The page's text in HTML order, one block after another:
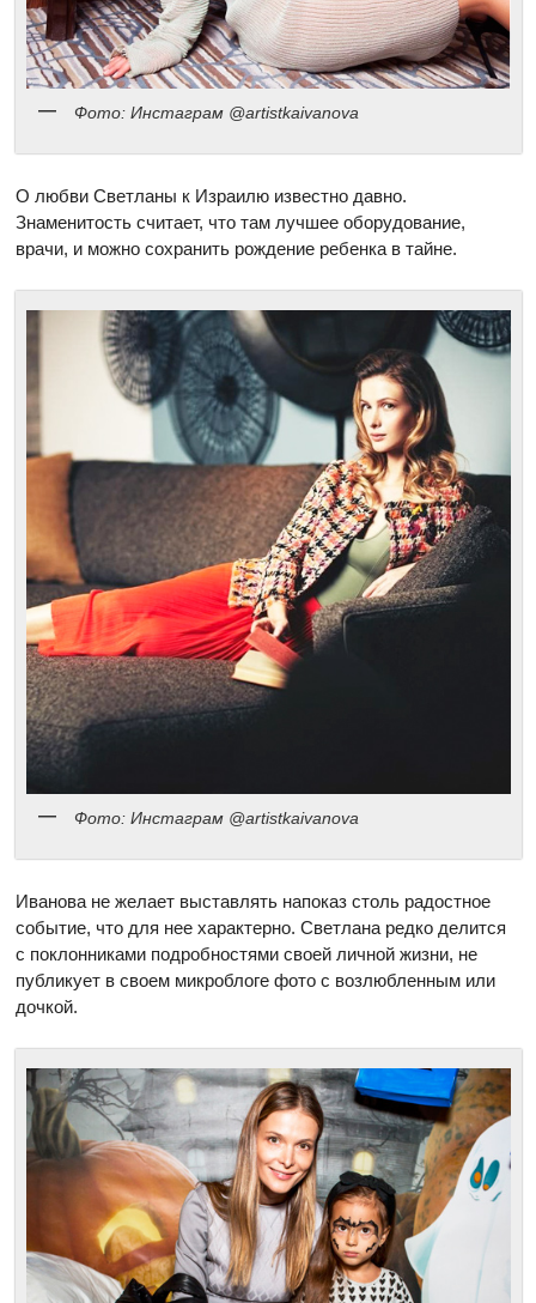
Фото: Инстаграм @artistkaivanova
О любви Светланы к Израилю известно давно.
Знаменитость считает, что там лучшее оборудование,
врачи, и можно сохранить рождение ребенка в тайне.
Фото: Инстаграм @artistkaivanova
Иванова не желает выставлять напоказ столь радостное
событие, что для нее характерно. Светлана редко делится
с поклонниками подробностями своей личной жизни, не
публикует в своем микроблоге фото с возлюбленным или
дочкой.